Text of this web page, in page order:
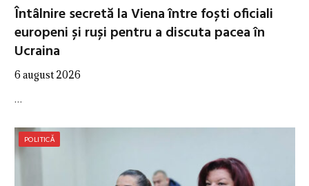
Întâlnire secretă la Viena între foști oficiali
europeni și ruși pentru a discuta pacea în
Ucraina
6 august 2026
…
POLITICĂ